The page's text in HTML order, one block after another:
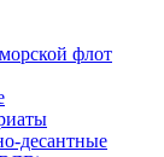
флот
десантные